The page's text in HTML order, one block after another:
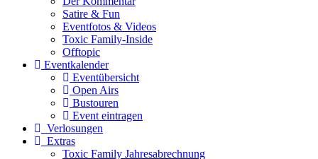
Satire & Fun
Eventfotos & Videos
Toxic Family-Inside
Offtopic
Eventkalender
Eventübersicht
Open Airs
Bustouren
Event eintragen
Verlosungen
Extras
Toxic Family Jahresabrechnung